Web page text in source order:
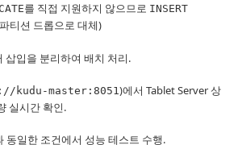
를 직접 지원하지 않으므로 INSERT
티션 드롭으로 대체)
삽입을 분리하여 배치 처리.
kudu-master:8051)에서 Tablet Server 상
실시간 확인.
동일한 조건에서 성능 테스트 수행.